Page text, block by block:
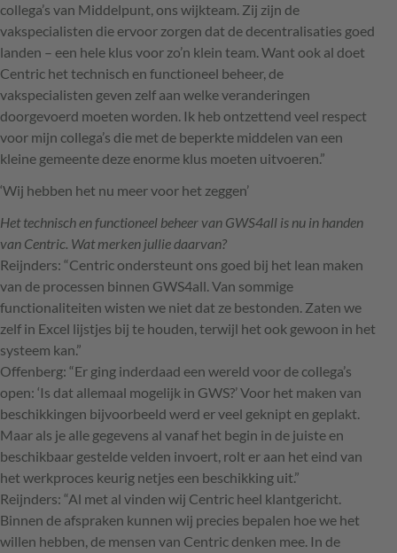
collega’s van Middelpunt, ons wijkteam. Zij zijn de
vakspecialisten die ervoor zorgen dat de decentralisaties goed
landen – een hele klus voor zo’n klein team. Want ook al doet
Centric het technisch en functioneel beheer, de
vakspecialisten geven zelf aan welke veranderingen
doorgevoerd moeten worden. Ik heb ontzettend veel respect
voor mijn collega’s die met de beperkte middelen van een
kleine gemeente deze enorme klus moeten uitvoeren.”
‘Wij hebben het nu meer voor het zeggen’
Het technisch en functioneel beheer van GWS4all is nu in handen
van Centric. Wat merken jullie daarvan?
Reijnders: “Centric ondersteunt ons goed bij het lean maken
van de processen binnen GWS4all. Van sommige
functionaliteiten wisten we niet dat ze bestonden. Zaten we
zelf in Excel lijstjes bij te houden, terwijl het ook gewoon in het
systeem kan.”
Offenberg: “Er ging inderdaad een wereld voor de collega’s
open: ‘Is dat allemaal mogelijk in GWS?’ Voor het maken van
beschikkingen bijvoorbeeld werd er veel geknipt en geplakt.
Maar als je alle gegevens al vanaf het begin in de juiste en
beschikbaar gestelde velden invoert, rolt er aan het eind van
het werkproces keurig netjes een beschikking uit.”
Reijnders: “Al met al vinden wij Centric heel klantgericht.
Binnen de afspraken kunnen wij precies bepalen hoe we het
willen hebben, de mensen van Centric denken mee. In de